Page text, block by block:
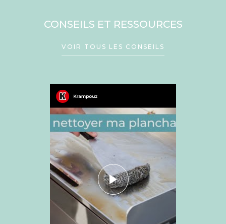
CONSEILS ET RESSOURCES
VOIR TOUS LES CONSEILS